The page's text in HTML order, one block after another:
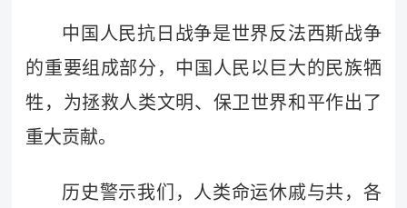
中国人民抗日战争是世界反法西斯战争
的重要组成部分，中国人民以巨大的民族牺
牲，为拯救人类文明、保卫世界和平作出了
重大贡献。
历史警示我们，人类命运休戚与共，各